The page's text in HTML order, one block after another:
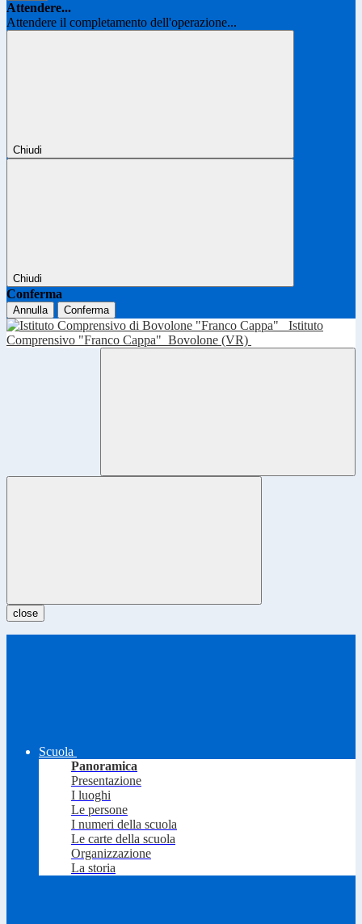
Attendere...
Attendere il completamento dell'operazione...
Chiudi
Chiudi
Conferma
Annulla Conferma
Istituto
Comprensivo "Franco Cappa" Bovolone (VR)
close
Scuola
Panoramica
Presentazione
I luoghi
Le persone
I numeri della scuola
Le carte della scuola
Organizzazione
La storia